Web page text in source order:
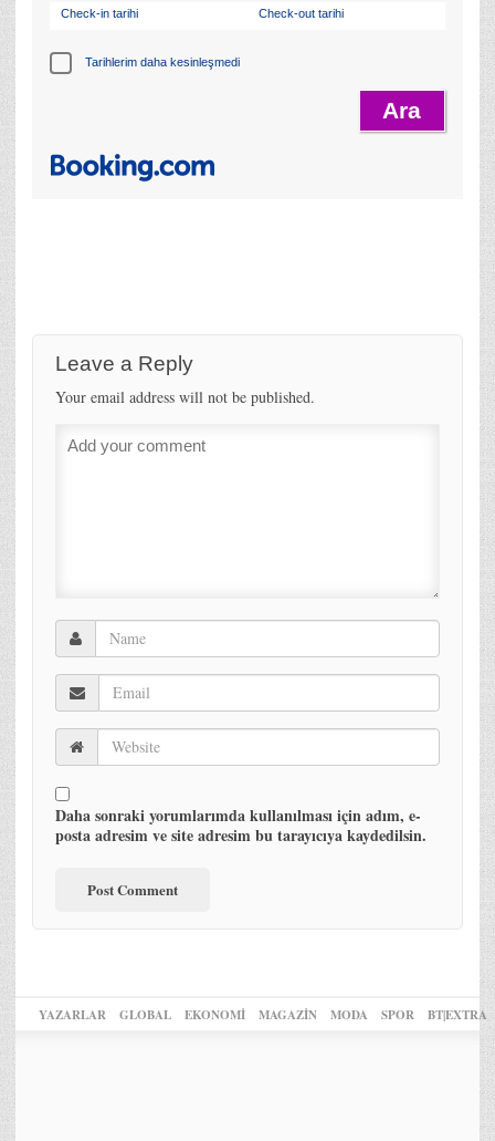
Check-in tarihi Check-out tarihi
Tarihlerim daha kesinleşmedi
Leave a Reply
Your email address will not be published.
Daha sonraki yorumlarımda kullanılması için adım, e-
posta adresim ve site adresim bu tarayıcıya kaydedilsin.
YAZARLAR GLOBAL EKONOMİ MAGAZİN MODA SPOR BT|EXTRA